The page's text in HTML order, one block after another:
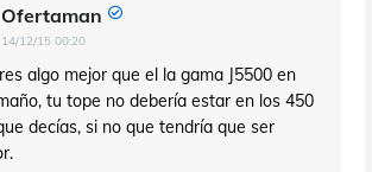
Ofertaman
14/12/15 00:20
algo mejor que el la gama J5500 en
tu tope no debería estar en los 450
decías, si no que tendría que ser